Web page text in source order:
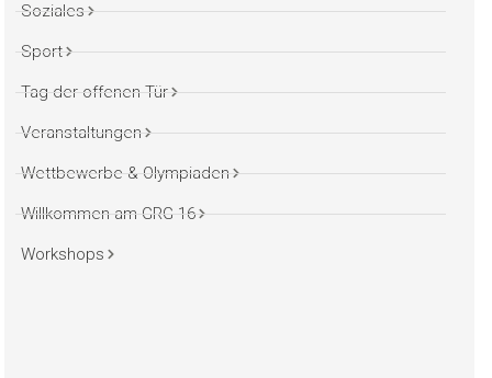
Soziales
Sport
Tag der offenen Tür
Veranstaltungen
Wettbewerbe & Olympiaden
Willkommen am GRG 16
Workshops